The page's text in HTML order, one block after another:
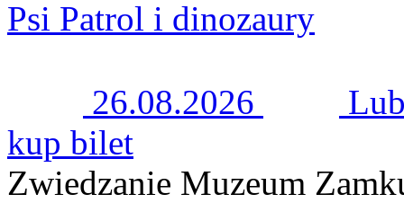
Psi Patrol i dinozaury
26.08.2026
kup bilet
Zwiedzanie Muzeum